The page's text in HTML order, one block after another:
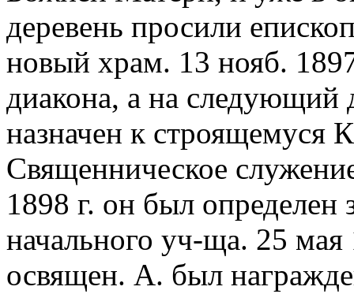
деревень просили
новый храм. 13 нояб.
диакона, а на следующий
назначен к строящемуся
Священническое
1898 г. он был определен
начального уч-ща. 25
освящен. А. был